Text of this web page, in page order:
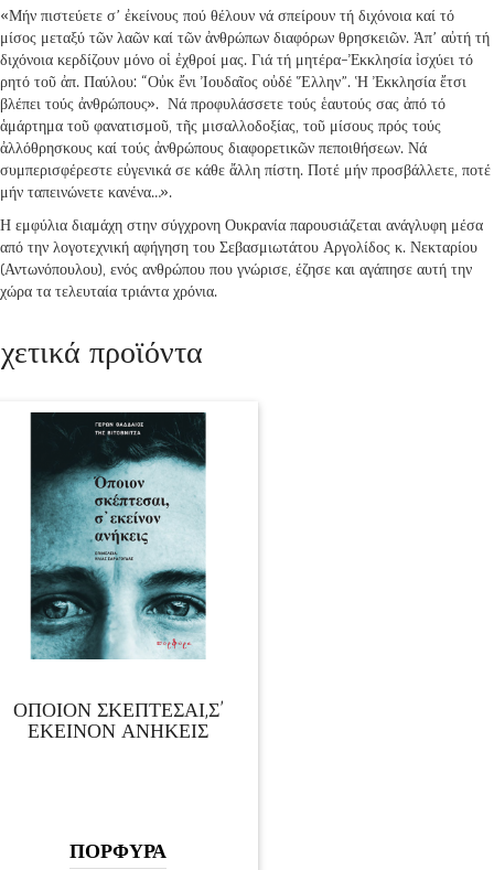
«Μήν πιστεύετε σ’ ἐκείνους πού θέλουν νά σπείρουν τή διχόνοια καί τό
μίσος μεταξύ τῶν λαῶν καί τῶν ἀνθρώπων διαφόρων θρησκειῶν. Ἁπ’ αὐτή τή
διχόνοια κερδίζουν μόνο οἱ ἐχθροί μας. Γιά τή μητέρα-Ἐκκλησία ἰσχύει τό
ρητό τοῦ ἀπ. Παύλου: “Οὐκ ἔνι Ἰουδαῖος οὐδέ Ἕλλην”. Ἡ Ἐκκλησία ἔτσι
βλέπει τούς ἀνθρώπους». Νά προφυλάσσετε τούς ἑαυτούς σας ἀπό τό
ἁμάρτημα τοῦ φανατισμοῦ, τῆς μισαλλοδοξίας, τοῦ μίσους πρός τούς
ἀλλόθρησκους καί τούς ἀνθρώπους διαφορετικῶν πεποιθήσεων. Νά
συμπερισφέρεστε εὐγενικά σε κάθε ἄλλη πίστη. Ποτέ μήν προσβάλλετε, ποτέ
μήν ταπεινώνετε κανένα…».
Η εμφύλια διαμάχη στην σύγχρονη Ουκρανία παρουσιάζεται ανάγλυφη μέσα
από την λογοτεχνική αφήγηση του Σεβασμιωτάτου Αργολίδος κ. Νεκταρίου
(Αντωνόπουλου), ενός ανθρώπου που γνώρισε, έζησε και αγάπησε αυτή την
χώρα τα τελευταία τριάντα χρόνια.
προϊόντα
ΟΠΟΙΟΝ ΣΚΕΠΤΕΣΑΙ,Σ’
ΕΚΕΙΝΟΝ ΑΝΗΚΕΙΣ
ΠΟΡΦΥΡΑ